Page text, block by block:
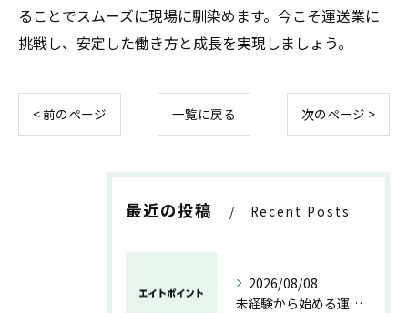
ることでスムーズに現場に馴染めます。今こそ運送業に
挑戦し、安定した働き方と成長を実現しましょう。
< 前のページ 一覧に戻る 次のページ >
最近の投稿 Recent Posts
2026/08/08
未経験から始める運送業の安心と成長の道